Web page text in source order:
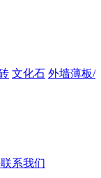
文化石 外墙薄板/
联系我们